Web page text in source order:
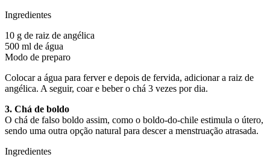
Ingredientes
10 g de raiz de angélica
500 ml de água
Modo de preparo
Colocar a água para ferver e depois de fervida, adicionar a raiz de
angélica. A seguir, coar e beber o chá 3 vezes por dia.
3. Chá de boldo
O chá de falso boldo assim, como o boldo-do-chile estimula o útero,
sendo uma outra opção natural para descer a menstruação atrasada.
Ingredientes